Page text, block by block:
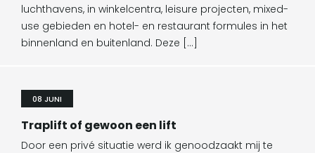
luchthavens, in winkelcentra, leisure projecten, mixed-
use gebieden en hotel- en restaurant formules in het
binnenland en buitenland. Deze […]
08 JUNI
Traplift of gewoon een lift
Door een privé situatie werd ik genoodzaakt mij te